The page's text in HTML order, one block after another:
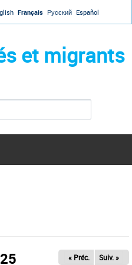
Français Русский Español
et migrants
« Préc. Suiv. »